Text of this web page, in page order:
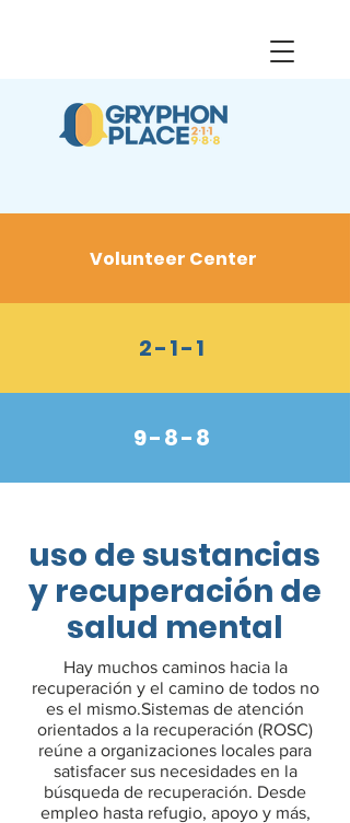
Volunteer Center
2-1-1
9-8-8
uso de sustancias
y recuperación de
salud mental
Hay muchos caminos hacia la
recuperación y el camino de todos no
es el mismo.Sistemas de atención
orientados a la recuperación (ROSC)
reúne a organizaciones locales para
satisfacer sus necesidades en la
búsqueda de recuperación. Desde
empleo hasta refugio, apoyo y más,